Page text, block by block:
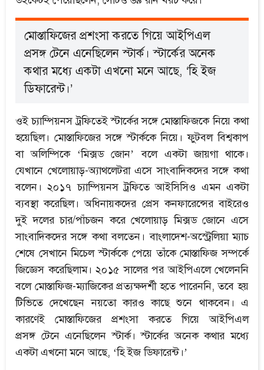
মোস্তাফিজের প্রশংসা করতে গিয়ে আইপিএল
প্রসঙ্গ টেনে এনেছিলেন স্টার্ক। স্টার্কের অনেক
কথার মধ্যে একটা এখনো মনে আছে, ‘হি ইজ
ডিফারেন্ট।’
ওই চ্যাম্পিয়নস ট্রফিতেই স্টার্কের সঙ্গে মোস্তাফিজকে নিয়ে কথা
হয়েছিল। মোস্তাফিজের সঙ্গে স্টার্ককে নিয়ে। ফুটবল বিশ্বকাপ
বা অলিম্পিকে ‘মিক্সড জোন’ বলে একটা জায়গা থাকে।
যেখানে খেলোয়াড়-অ্যাথলেটরা এসে সাংবাদিকদের সঙ্গে কথা
বলেন। ২০১৭ চ্যাম্পিয়নস ট্রফিতে আইসিসিও এমন একটা
ব্যবস্থা করেছিল। অধিনায়কদের প্রেস কনফারেন্সের বাইরেও
দুই দলের চার/পাঁচজন করে খেলোয়াড় মিক্সড জোনে এসে
সাংবাদিকদের সঙ্গে কথা বলতেন। বাংলাদেশ-অস্ট্রেলিয়া ম্যাচ
শেষে সেখানে মিচেল স্টার্ককে পেয়ে তাঁকে মোস্তাফিজ সম্পর্কে
জিজ্ঞেস করেছিলাম। ২০১৫ সালের পর আইপিএলে খেলেননি
বলে মোস্তাফিজ-ম্যাজিকের প্রত্যক্ষদর্শী হতে পারেননি, তবে হয়
টিভিতে দেখেছেন নয়তো কারও কাছে শুনে থাকবেন। এ
কারণেই মোস্তাফিজের প্রশংসা করতে গিয়ে আইপিএল
প্রসঙ্গ টেনে এনেছিলেন স্টার্ক। স্টার্কের অনেক কথার মধ্যে
একটা এখনো মনে আছে, ‘হি ইজ ডিফারেন্ট।’